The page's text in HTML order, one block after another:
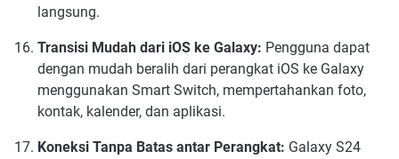
langsung.
Transisi Mudah dari iOS ke Galaxy: Pengguna dapat
dengan mudah beralih dari perangkat iOS ke Galaxy
menggunakan Smart Switch, mempertahankan foto,
kontak, kalender, dan aplikasi.
Koneksi Tanpa Batas antar Perangkat: Galaxy S24